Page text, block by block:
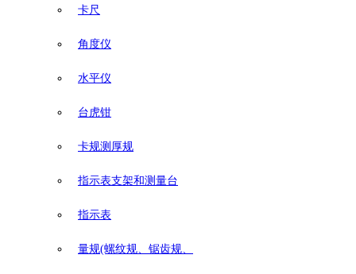
卡尺
角度仪
水平仪
台虎钳
卡规测厚规
指示表支架和测量台
指示表
量规(螺纹规、锯齿规、